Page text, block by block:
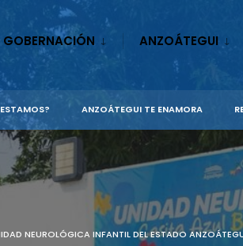
GOBERNACIÓN ANZOÁTEGUI
ANZOÁTEGUI TE ENAMORA
NEUROLÓGICA INFANTIL DEL ESTADO